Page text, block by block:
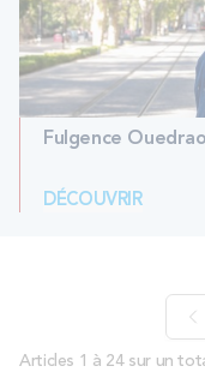
Fulgence
DÉCOUVRIR
Articles 1 à 24 sur un